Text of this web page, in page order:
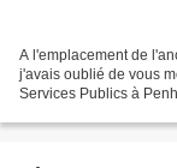
A l'emplacement de
j'avais oublié de vous
Services Publics à